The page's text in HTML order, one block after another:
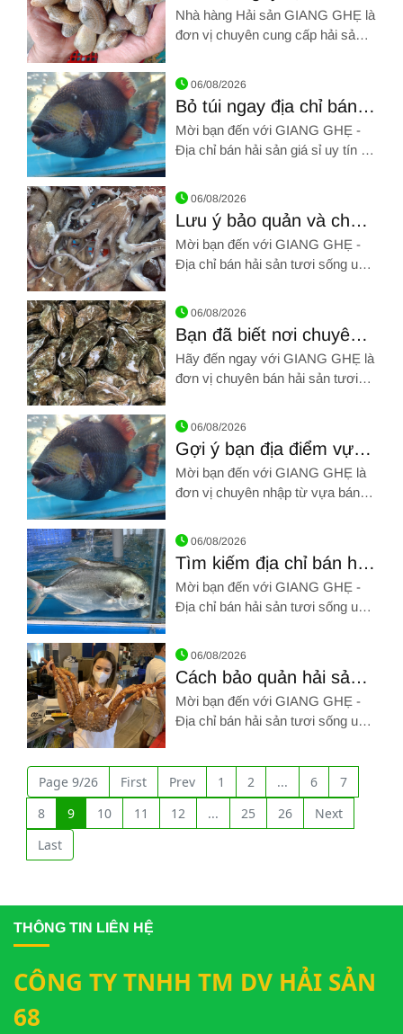
Hình ảnh về Note lại ngay địa chỉ hải sản giá sỉ tươi sống
sản giá sỉ tươi sống
ngon nhất Tân Bình
Nhà hàng Hải sản GIANG GHẸ là
đơn vị chuyên cung cấp hải sản
đều được bao chất lượng với giá
tốt nhất thị trường tại TP Hồ Chí
Minh và Bình Dương
Hình ảnh về Bỏ túi ngay địa chỉ bán hải sản giá sỉ uy tín tại
06/08/2026
Bỏ túi ngay địa chỉ bán
hải sản giá sỉ uy tín tại
Tân Phú ngon tuyệt
Mời bạn đến với GIANG GHẸ -
Địa chỉ bán hải sản giá sỉ uy tín tại
SĐT: 0961 72 71 79. Chúng tôi
chân thành cảm ơn!!!
Hình ảnh về Lưu ý bảo quản và chế biến hải sản tươi sống
06/08/2026
Lưu ý bảo quản và chế
biến hải sản tươi sống
sau khi bảo quản
Mời bạn đến với GIANG GHẸ -
Địa chỉ bán hải sản tươi sống uy
qua SĐT: 0961 72 71 79. Chúng
tôi chân thành cảm ơn!!!
Hình ảnh về Bạn đã biết nơi chuyên bán hải sản tươi sống
06/08/2026
Bạn đã biết nơi chuyên
bán hải sản tươi sống
giá rẻ Tân Bình
Hãy đến ngay với GIANG GHẸ là
đơn vị chuyên bán hải sản tươi
hệ qua SĐT sau: 0961 72 71 79.
Xin cảm ơn!!!
Hình ảnh về Gợi ý bạn địa điểm vựa bán hải sản tươi sống giá
06/08/2026
Gợi ý bạn địa điểm vựa
bán hải sản tươi sống
giá tốt Tân Phú
Mời bạn đến với GIANG GHẸ là
đơn vị chuyên nhập từ vựa bán
Hãy gọi chúng tôi qua SĐT: 0961
72 71 79. Chúng tôi chân thành
cảm ơn!!!
Hình ảnh về Tìm kiếm địa chỉ bán hải sản tươi sống uy tín
06/08/2026
Tìm kiếm địa chỉ bán hải
sản tươi sống uy tín Tân
Bình ngon tuyệt
Mời bạn đến với GIANG GHẸ -
Địa chỉ bán hải sản tươi sống uy
qua SĐT: 0961 72 71 79. Chúng
tôi chân thành cảm ơn!!!
06/08/2026
Cách bảo quản hải sản
để vận chuyển đi xa
Mời bạn đến với GIANG GHẸ -
Địa chỉ bán hải sản tươi sống uy
tôi chân thành cảm ơn!!!
Page 9/26 First Prev 1 2 ... 6
7
8
9 10 11 12 ... 25 26
Next
Last
THÔNG TIN LIÊN HỆ
CÔNG TY TNHH TM DV HẢI SẢN
68